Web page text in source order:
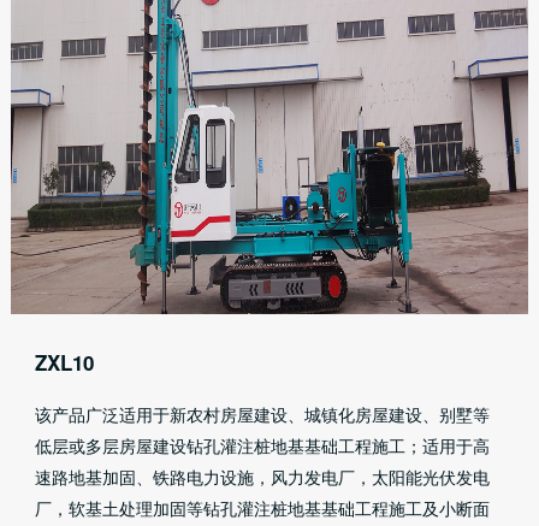
ZXL10
该产品广泛适用于新农村房屋建设、城镇化房屋建设、别墅等
低层或多层房屋建设钻孔灌注桩地基基础工程施工；适用于高
速路地基加固、铁路电力设施，风力发电厂，太阳能光伏发电
厂，软基土处理加固等钻孔灌注桩地基基础工程施工及小断面